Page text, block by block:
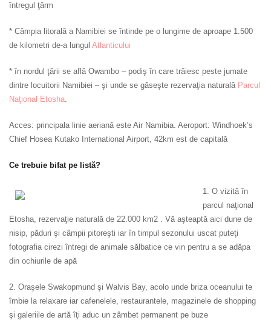
întregul ţărm
* Câmpia litorală a Namibiei se întinde pe o lungime de aproape 1.500
de kilometri de-a lungul Atlanticului
* în nordul ţării se află Owambo – podiş în care trăiesc peste jumate
dintre locuitorii Namibiei – şi unde se găseşte rezervaţia naturală Parcul
Naţional Etosha.
Acces: principala linie aeriană este Air Namibia. Aeroport: Windhoek’s
Chief Hosea Kutako International Airport, 42km est de capitală
Ce trebuie bifat pe listă?
1. O vizită în
parcul naţional
Etosha, rezervaţie naturală de 22.000 km2 . Vă aşteaptă aici dune de
nisip, păduri şi câmpii pitoreşti iar în timpul sezonului uscat puteţi
fotografia cirezi întregi de animale sălbatice ce vin pentru a se adăpa
din ochiurile de apă
2. Oraşele Swakopmund şi Walvis Bay, acolo unde briza oceanului te
îmbie la relaxare iar cafenelele, restaurantele, magazinele de shopping
şi galeriile de artă îţi aduc un zâmbet permanent pe buze